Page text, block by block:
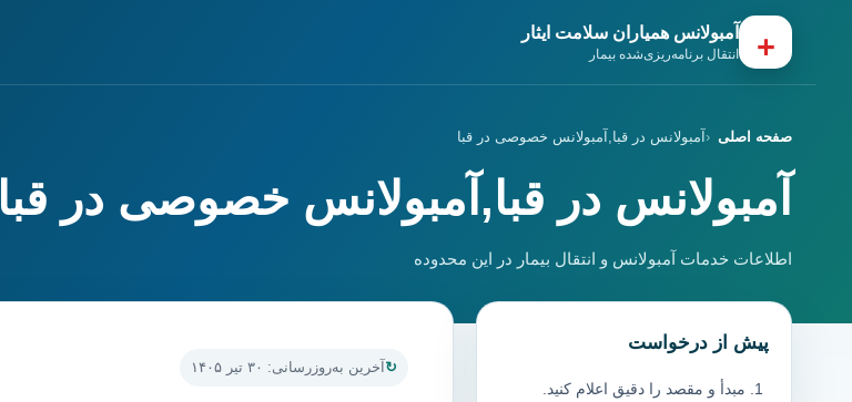
+ آمبولانس همیاران سلامت ایثار
انتقال برنامه‌ریزی‌شده بیمار
صفحه اصلی آمبولانس در قبا,آمبولانس خصوصی در قبا
آمبولانس در قبا,آمبولانس خصوصی در قبا
اطلاعات خدمات آمبولانس و انتقال بیمار در این محدوده
آخرین به‌روزرسانی: ۳۰ تیر ۱۴۰۵
پیش از درخواست
مبدأ و مقصد را دقیق اعلام کنید.